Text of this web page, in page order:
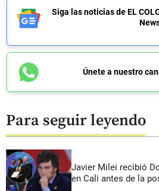
Siga las noticias de EL
Únete a nuestro
Para seguir leyendo
Javier Milei recibió
en Cali antes de la